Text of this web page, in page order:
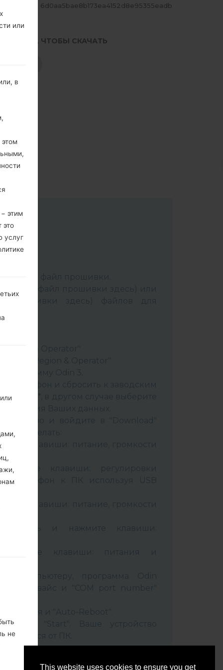
This website uses cookies to ensure you get
6d0aa5bae8b173ea4152d8e95355eadb
ЧТОБЫ СКАЧАТЬ
телефон и сбросить к заводским
_ ***, в другом случае выберите
и войдите в "Download"
это сделать:
клавиши: питание, громкости
клавиши: регулировки
телефон к ПК используя USB
клавиши: питание, громкости
кабель и нажмите клавиши:
Ваш девайс и "COM port number"
время и "Auto-Reboot".
"Start". Ваше устройство
от ПК.
или
в
этом
этим
это
услуг
не
не